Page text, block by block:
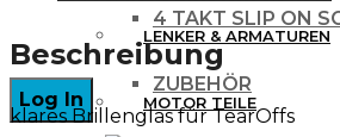
4 TAKT SLIP ON
ZUBEHÖR
LENKER & ARMATUREN
MOTOR TEILE
Grundglas
Menge
Beschreibung
klares Brillenglas für TearOffs